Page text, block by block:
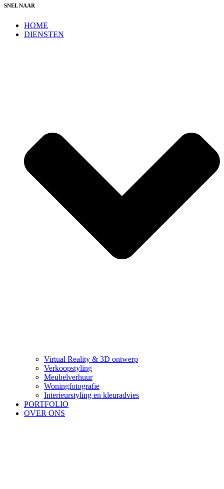
SNEL NAAR
HOME
DIENSTEN
Virtual Reality & 3D ontwerp
Verkoopstyling
Meubelverhuur
Woningfotografie
Interieurstyling en kleuradvies
PORTFOLIO
OVER ONS